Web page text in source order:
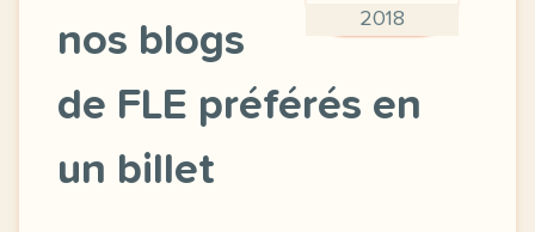
2018
nos blogs
de FLE préférés en
un billet